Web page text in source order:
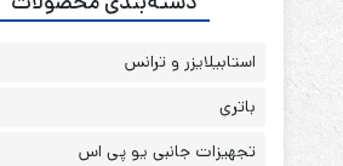
باتری 12 ولت
باتری نیکل کادمیوم
باتری نیکل متال هیدرید
استابیلایزر و ترانس
باتری
تجهیزات جانبی یو پی اس